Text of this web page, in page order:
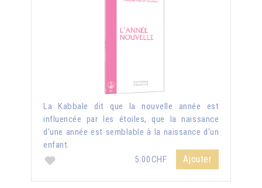
La Kabbale dit que la nouvelle année est
influencée par les étoiles, que la naissance
d'une année est semblable à la naissance d'un
enfant.
5.00CHF
Ajouter